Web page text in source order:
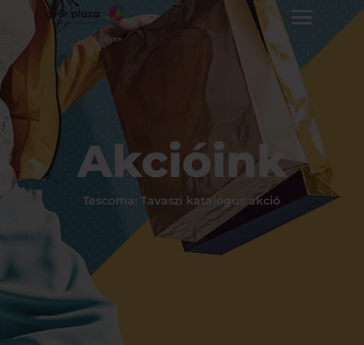
Akcióink
Tescoma: Tavaszi katalógus akció